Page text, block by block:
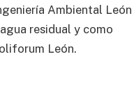
Ambiental León
residual y como
León.